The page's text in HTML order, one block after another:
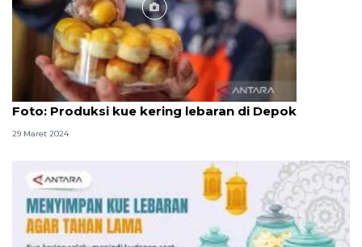
Foto: Produksi kue kering lebaran di Depok
29 Maret 2024